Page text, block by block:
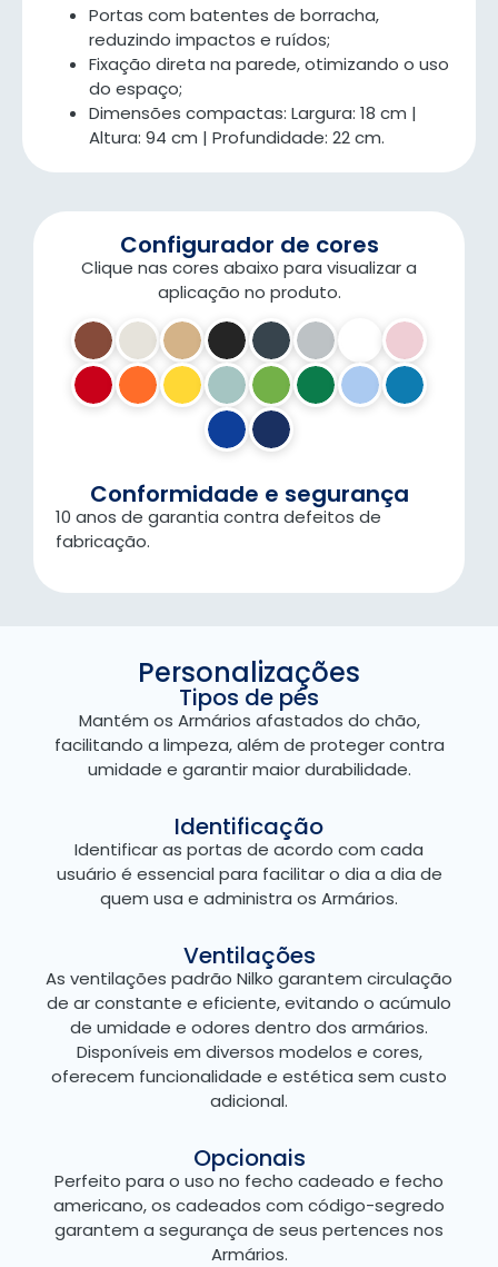
Portas com batentes de borracha,
reduzindo impactos e ruídos;
Fixação direta na parede, otimizando o uso
do espaço;
Dimensões compactas: Largura: 18 cm |
Altura: 94 cm | Profundidade: 22 cm.
Configurador de cores
Clique nas cores abaixo para visualizar a
aplicação no produto.
Conformidade e segurança
10 anos de garantia contra defeitos de
fabricação.
Personalizações
Tipos de pés
Mantém os Armários afastados do chão,
facilitando a limpeza, além de proteger contra
umidade e garantir maior durabilidade.
Identificação
Identificar as portas de acordo com cada
usuário é essencial para facilitar o dia a dia de
quem usa e administra os Armários.
Ventilações
As ventilações padrão Nilko garantem circulação
de ar constante e eficiente, evitando o acúmulo
de umidade e odores dentro dos armários.
Disponíveis em diversos modelos e cores,
oferecem funcionalidade e estética sem custo
adicional.
Opcionais
Perfeito para o uso no fecho cadeado e fecho
americano, os cadeados com código-segredo
garantem a segurança de seus pertences nos
Armários.